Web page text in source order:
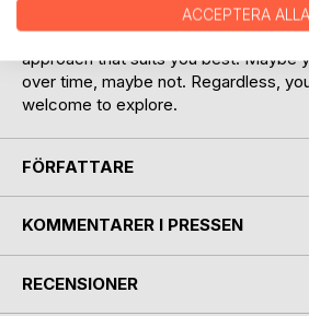
Everyday Life with Balance, Energy
its entirety or used as an
approach that suits you best. Maybe
over time, maybe not. Regardless,
welcome to explore.
FÖRFATTARE
KOMMENTARER I PRESSEN
RECENSIONER
ACCEPTERA ALLA